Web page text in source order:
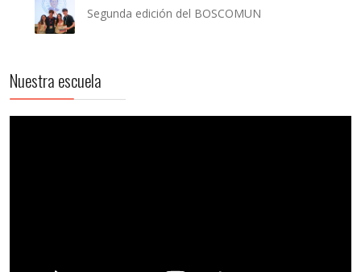
Segunda edición del BOSCOMUN
Nuestra escuela